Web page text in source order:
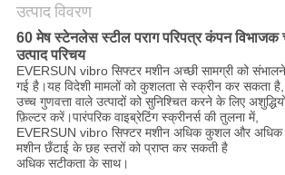
गोपनीयता
नीति
उत्पाद विवरण
60 मेष स्टेनलेस स्टील पराग परिपत्र कंपन विभाजक
उत्पाद परिचय
EVERSUN vibro सिफ्टर मशीन अच्छी सामग्री को
गई है।यह विदेशी मामलों को कुशलता से स्क्रीन कर सकता है,
उच्च गुणवत्ता वाले उत्पादों को सुनिश्चित करने के लिए
फ़िल्टर करें।पारंपरिक वाइब्रेटिंग स्क्रीनर्स की तुलना में,
EVERSUN vibro सिफ्टर मशीन अधिक कुशल और अधिक
मशीन छँटाई के छह स्तरों को प्राप्त कर सकती है
अधिक सटीकता के साथ।